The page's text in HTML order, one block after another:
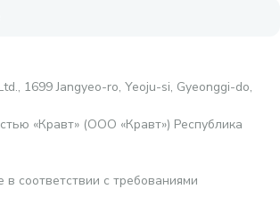
1699 Jangyeo-ro, Yeoju-si, Gyeonggi-do,
«Кравт» (ООО «Кравт») Республика
в соответствии с требованиями